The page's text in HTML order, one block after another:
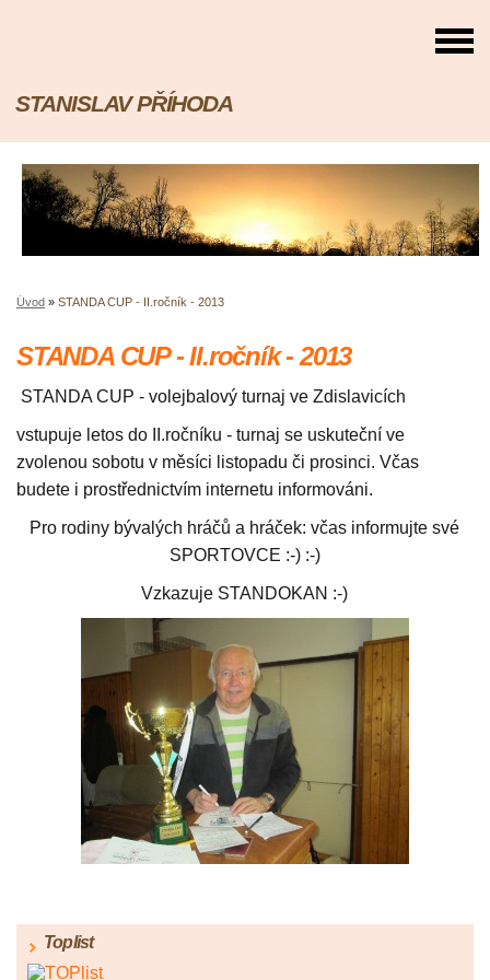
STANISLAV PŘÍHODA
Úvod » STANDA CUP - II.ročník - 2013
STANDA CUP - II.ročník - 2013
STANDA CUP - volejbalový turnaj ve Zdislavicích
vstupuje letos do II.ročníku - turnaj se uskuteční ve
zvolenou sobotu v měsíci listopadu či prosinci. Včas
budete i prostřednictvím internetu informováni.
Pro rodiny bývalých hráčů a hráček: včas informujte své
SPORTOVCE :-) :-)
Vzkazuje STANDOKAN :-)
Toplist